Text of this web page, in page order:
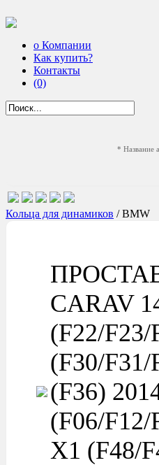
о Компании
Как купить?
Контакты
(0)
* Название
Кольца для динамиков / BMW
CARAV
(F22/F23/
(F30/F31/
(F36)
(F06/F12/
X1 (F48/